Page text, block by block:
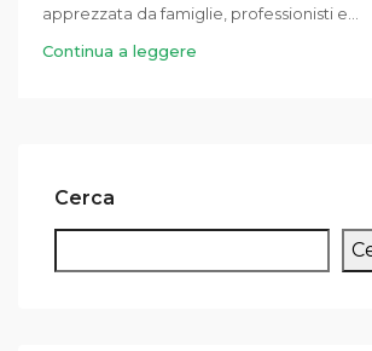
apprezzata da famiglie, professionisti e...
Continua a leggere
Cerca